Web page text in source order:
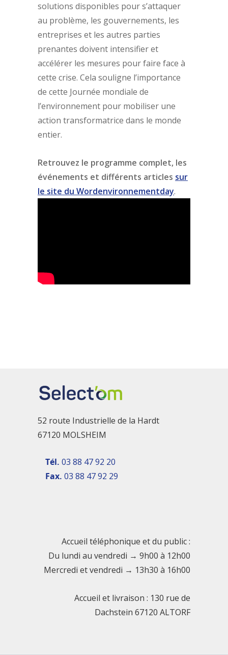
solutions disponibles pour s’attaquer
au problème, les gouvernements, les
entreprises et les autres parties
prenantes doivent intensifier et
accélérer les mesures pour faire face à
cette crise. Cela souligne l’importance
de cette Journée mondiale de
l’environnement pour mobiliser une
action transformatrice dans le monde
entier.
Retrouvez le programme complet, les
événements et différents articles sur
le site du Wordenvironnementday.
52 route Industrielle de la Hardt
67120 MOLSHEIM
Tél. 03 88 47 92 20
Fax. 03 88 47 92 29
Accueil téléphonique et du public :
Du lundi au vendredi → 9h00 à 12h00
Mercredi et vendredi → 13h30 à 16h00
Accueil et livraison : 130 rue de
Dachstein 67120 ALTORF